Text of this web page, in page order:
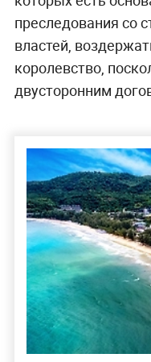
преследования со
властей,
королевство,
двусторонним